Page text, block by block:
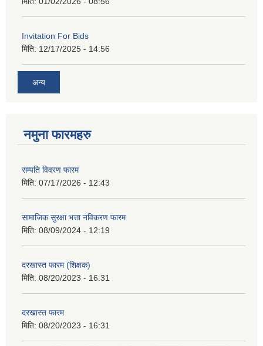
Invitation For Bids
मिति: 12/17/2025 - 14:56
अन्य
नमुना फारमहरु
सम्पति विवरण फारम
मिति: 07/17/2026 - 12:43
सामाजिक सुरक्षा भत्ता नविकरण फारम
मिति: 08/09/2024 - 12:19
दरखास्त फारम (शिक्षक)
मिति: 08/20/2023 - 16:31
दरखास्त फारम
मिति: 08/20/2023 - 16:31